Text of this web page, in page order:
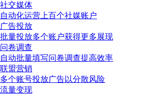
社交媒体
自动化运营上百个社媒账户
广告投放
批量投放多个账户获得更多展现
问卷调查
自动批量填写问卷调查提高效率
联盟营销
多个账号投放广告以分散风险
流量变现